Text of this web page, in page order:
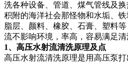
洗各种设备、管道、煤气管线及
积附的海洋社会那怪物和水垢、
脂层、颜料、橡胶、石膏、塑料
流不影响环境，率高，容易满足清
1、高压水射流清洗原理及点
高压水射流清洗原理是用高压泵